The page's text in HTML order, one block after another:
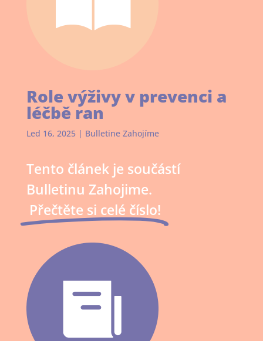
Role výživy v prevenci a
léčbě ran
Led 16, 2025| Bulletine Zahojíme
Tento článek je součástí
Bulletinu Zahojime.
Přečtěte si celé číslo!